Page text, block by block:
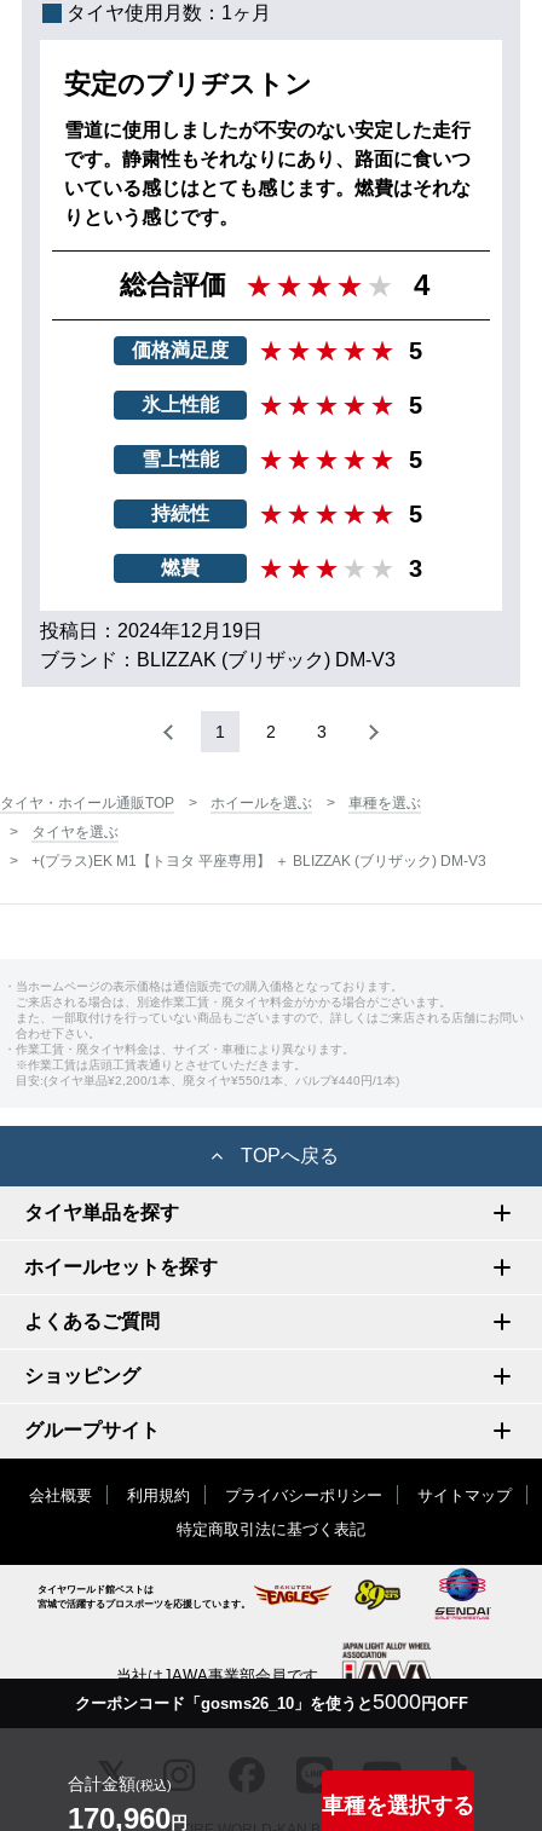
タイヤ使用月数： 1ヶ月
安定のブリヂストン
雪道に使用しましたが不安のない安定した走行
です。静粛性もそれなりにあり、路面に食いつ
いている感じはとても感じます。燃費はそれな
りという感じです。
総合評価 4
価格満足度 5
氷上性能 5
雪上性能 5
持続性 5
燃費 3
投稿日：2024年12月19日
ブランド：BLIZZAK (ブリザック) DM-V3
1 2 3
クーポンコード「gosms26_10」を使うと5000円OFF
合計金額(税込)
170,960円
車種を選択する
タイヤ・ホイール通販TOP ホイールを選ぶ
車種を選ぶ
タイヤを選ぶ
+(プラス)EK M1【トヨタ 平座専用】 ＋ BLIZZAK (ブリザック) DM-V3
・当ホームページの表示価格は通信販売での購入価格となっております。
ご来店される場合は、別途作業工賃・廃タイヤ料金がかかる場合がございます。
また、一部取付けを行っていない商品もございますので、詳しくはご来店される店舗にお問い
合わせ下さい。
・作業工賃・廃タイヤ料金は、サイズ・車種により異なります。
※作業工賃は店頭工賃表通りとさせていただきます。
目安:(タイヤ単品¥2,200/1本、廃タイヤ¥550/1本、バルブ¥440円/1本)
TOPへ戻る
タイヤ単品を探す
ホイールセットを探す
よくあるご質問
ショッピング
グループサイト
会社概要 利用規約 プライバシーポリシー
サイトマップ
特定商取引法に基づく表記
タイヤワールド館ベストは
宮城で活躍するプロスポーツを応援しています。
当社はJAWA事業部会員です